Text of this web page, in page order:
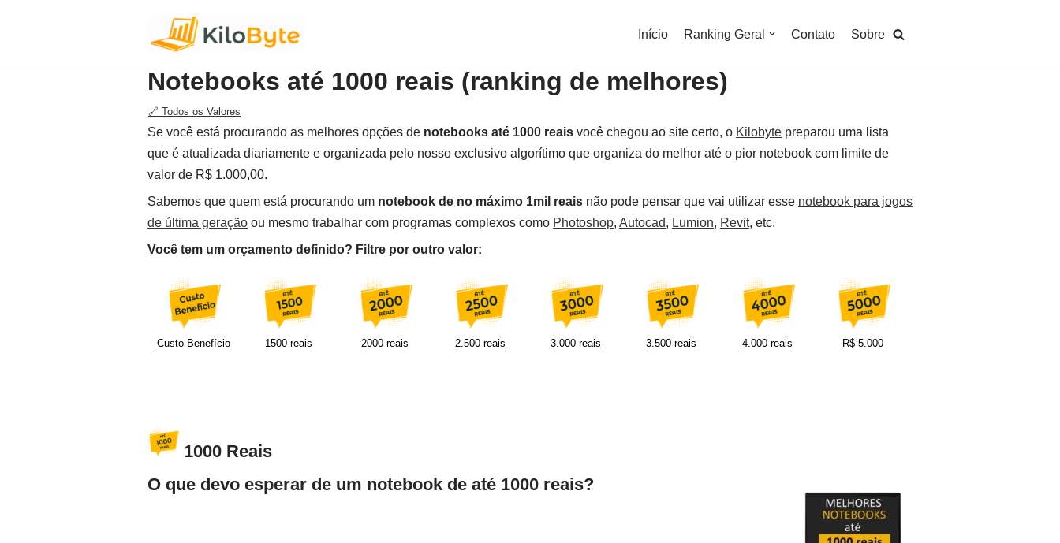
Início Ranking Geral Contato Sobre
Notebooks até 1000 reais (ranking de melhores)
🔗 Todos os Valores
Se você está procurando as melhores opções de notebooks até 1000 reais você chegou ao site certo, o Kilobyte preparou uma lista
que é atualizada diariamente e organizada pelo nosso exclusivo algorítimo que organiza do melhor até o pior notebook com limite de
valor de R$ 1.000,00.
Sabemos que quem está procurando um notebook de no máximo 1mil reais não pode pensar que vai utilizar esse notebook para jogos
de última geração ou mesmo trabalhar com programas complexos como Photoshop, Autocad, Lumion, Revit, etc.
Você tem um orçamento definido? Filtre por outro valor:
Custo Benefício 1500 reais 2000 reais 2.500 reais 3.000 reais 3.500 reais 4.000 reais R$ 5.000
1000 Reais
O que devo esperar de um notebook de até 1000 reais?